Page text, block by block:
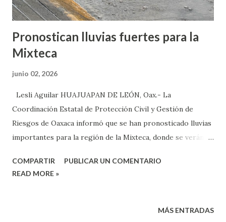
Pronostican lluvias fuertes para la
Mixteca
junio 02, 2026
Lesli Aguilar HUAJUAPAN DE LEÓN, Oax.- La
Coordinación Estatal de Protección Civil y Gestión de
Riesgos de Oaxaca informó que se han pronosticado lluvias
importantes para la región de la Mixteca, donde se verán
demarcación. En este sentido, el meteorólogo de la
severamente al planeta, pero estas en sí son benévolas,
COMPARTIR
PUBLICAR UN COMENTARIO
READ MORE »
MÁS ENTRADAS